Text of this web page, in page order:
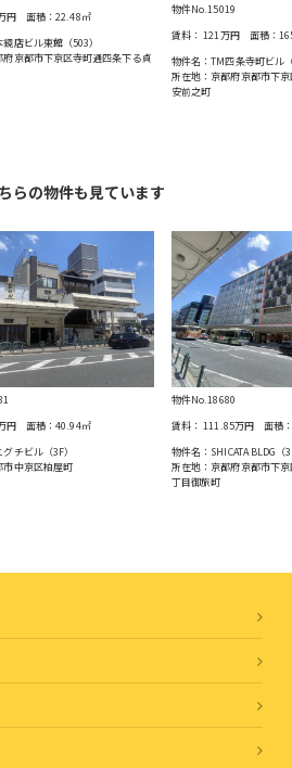
円面積：22.48㎡
店ビル東館（503）
府京都市下京区寺町通四条下る貞
物件No.15019
賃料：121万円面積：
物件名：TM四条寺町ビル
所在地：京都府京都市下
安前之町
らの物件も見ています
円面積：40.94㎡
チビル（3F）
市中京区柏屋町
物件No.18680
賃料：111.85万円面積
物件名：SHICATA BLDG（
所在地：京都府京都市下
丁目御旅町